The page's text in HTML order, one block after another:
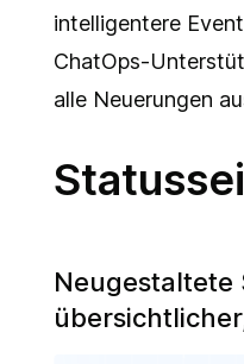
intelligentere
ChatOps-
alle Neuerungen
Neugestaltete